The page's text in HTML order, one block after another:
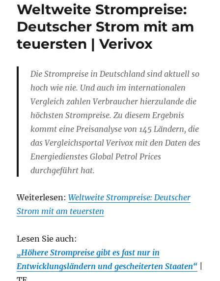
Weltweite Strompreise:
Deutscher Strom mit am
teuersten | Verivox
Die Strompreise in Deutschland sind aktuell so
hoch wie nie. Und auch im internationalen
Vergleich zahlen Verbraucher hierzulande die
höchsten Strompreise. Zu diesem Ergebnis
kommt eine Preisanalyse von 145 Ländern, die
das Vergleichsportal Verivox mit den Daten des
Energiedienstes Global Petrol Prices
durchgeführt hat.
Weiterlesen:Weltweite Strompreise: Deutscher
Strom mit am teuersten
Lesen Sie auch:
„Höhere Strompreise gibt es fast nur in
Entwicklungsländern und gescheiterten Staaten“